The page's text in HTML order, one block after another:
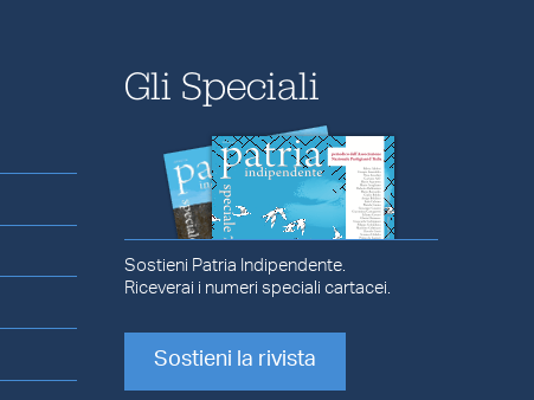
Gli Speciali
Sostieni Patria Indipendente.
Riceverai i numeri speciali cartacei.
Sostieni la rivista